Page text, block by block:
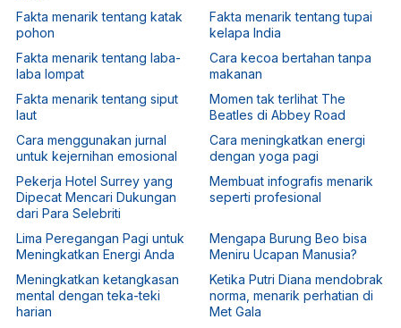
Fakta menarik tentang katak
pohon
Fakta menarik tentang tupai
kelapa India
Fakta menarik tentang laba-
laba lompat
Cara kecoa bertahan tanpa
makanan
Fakta menarik tentang siput
laut
Momen tak terlihat The
Beatles di Abbey Road
Cara menggunakan jurnal
untuk kejernihan emosional
Cara meningkatkan energi
dengan yoga pagi
Pekerja Hotel Surrey yang
Dipecat Mencari Dukungan
dari Para Selebriti
Membuat infografis menarik
seperti profesional
Lima Peregangan Pagi untuk
Meningkatkan Energi Anda
Mengapa Burung Beo bisa
Meniru Ucapan Manusia?
Meningkatkan ketangkasan
mental dengan teka-teki
harian
Ketika Putri Diana mendobrak
norma, menarik perhatian di
Met Gala